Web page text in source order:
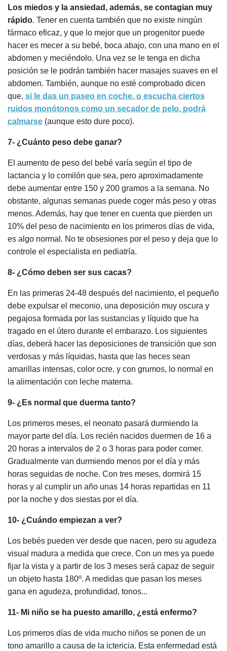
Los miedos y la ansiedad, además, se contagian muy
rápido. Tener en cuenta también que no existe ningún
fármaco eficaz, y que lo mejor que un progenitor puede
hacer es mecer a su bebé, boca abajo, con una mano en el
abdomen y meciéndolo. Una vez se le tenga en dicha
posición se le podrán también hacer masajes suaves en el
abdomen. También, aunque no esté comprobado dicen
que, si le das un paseo en coche, o escucha ciertos
ruidos monótonos como un secador de pelo, podrá
calmarse (aunque esto dure poco).
7- ¿Cuánto peso debe ganar?
El aumento de peso del bebé varía según el tipo de
lactancia y lo comilón que sea, pero aproximadamente
debe aumentar entre 150 y 200 gramos a la semana. No
obstante, algunas semanas puede coger más peso y otras
menos. Además, hay que tener en cuenta que pierden un
10% del peso de nacimiento en los primeros días de vida,
es algo normal. No te obsesiones por el peso y deja que lo
controle el especialista en pediatría.
8- ¿Cómo deben ser sus cacas?
En las primeras 24-48 después del nacimiento, el pequeño
debe expulsar el meconio, una deposición muy oscura y
pegajosa formada por las sustancias y líquido que ha
tragado en el útero durante el embarazo. Los siguientes
días, deberá hacer las deposiciones de transición que son
verdosas y más líquidas, hasta que las heces sean
amarillas intensas, color ocre, y con grumos, lo normal en
la alimentación con leche materna.
9- ¿Es normal que duerma tanto?
Los primeros meses, el neonato pasará durmiendo la
mayor parte del día. Los recién nacidos duermen de 16 a
20 horas a intervalos de 2 o 3 horas para poder comer.
Gradualmente van durmiendo menos por el día y más
horas seguidas de noche. Con tres meses, dormirá 15
horas y al cumplir un año unas 14 horas repartidas en 11
por la noche y dos siestas por el día.
10- ¿Cuándo empiezan a ver?
Los bebés pueden ver desde que nacen, pero su agudeza
visual madura a medida que crece. Con un mes ya puede
fijar la vista y a partir de los 3 meses será capaz de seguir
un objeto hasta 180º. A medidas que pasan los meses
gana en agudeza, profundidad, tonos...
11- Mi niño se ha puesto amarillo, ¿está enfermo?
Los primeros días de vida mucho niños se ponen de un
tono amarillo a causa de la ictericia. Esta enfermedad está